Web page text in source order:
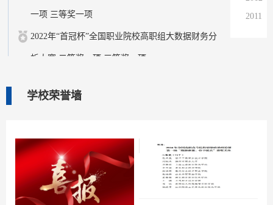
一项 三等奖一项
2022年“首冠杯”全国职业院校高职组大数据财务分
析大赛 二等奖一项 三等奖一项
教学能力比赛 二等奖两项 三等奖三项
二等奖
2022年全国职业院校技能大赛中职组化工生产技术
比赛 团体二等奖
2011
学校荣誉墙